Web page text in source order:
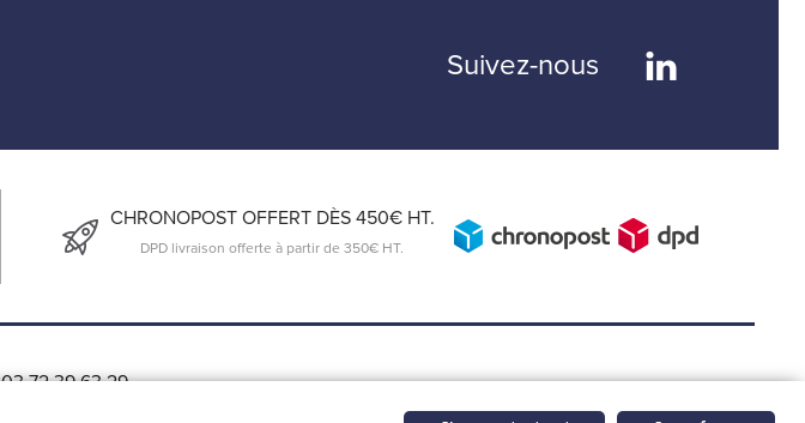
Suivez-nous
CHRONOPOST OFFERT DÈS 450€ HT.
DPD livraison offerte à partir de 350€ HT.
03 72 39 63 29